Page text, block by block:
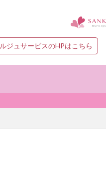
ジュサービスのHPはこちら